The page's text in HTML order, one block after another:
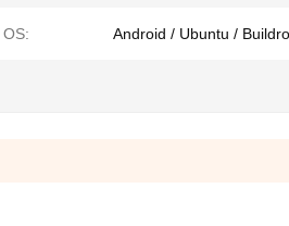
OS: Android / Ubuntu /